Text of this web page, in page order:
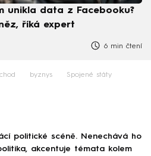
unikla data z Facebooku?
říká expert
6 min čtení
byznys Spojené státy
politické scéně. Nenechává ho
akcentuje témata kolem